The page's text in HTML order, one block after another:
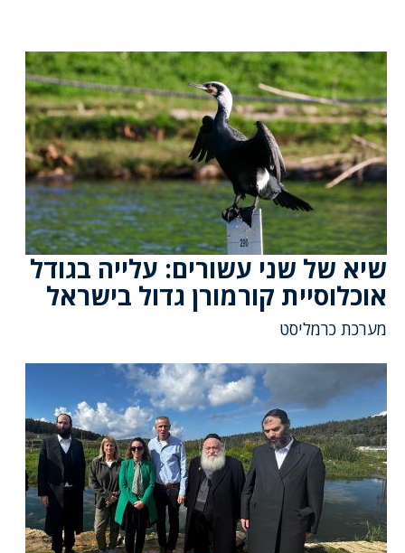
שיא של שני עשורים: עלייה בגודל
אוכלוסיית קורמורן גדול בישראל
מערכת כרמליסט